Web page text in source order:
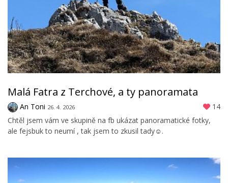
Malá Fatra z Terchové, a ty panoramata
An Toni 26. 4. 2026
14
Chtěl jsem vám ve skupině na fb ukázat panoramatické fotky,
ale fejsbuk to neumí , tak jsem to zkusil tady☺️.